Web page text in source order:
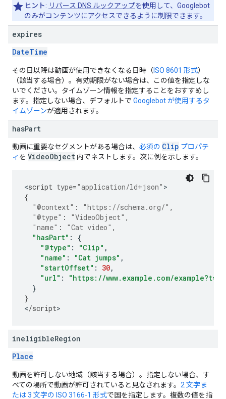
ヒント: リバース DNS ルックアップを使用して、Googlebot
のみがコンテンツにアクセスできるように制限できます。
expires
DateTime
その日以降は動画が使用できなくなる日時（ISO 8601 形式）
（該当する場合）。有効期限がない場合は、この値を指定しな
いでください。タイムゾーン情報を指定することをおすすめし
ます。指定しない場合、デフォルトで Googlebot が使用するタ
イムゾーンが適用されます。
hasPart
動画に重要なセグメントがある場合は、 必須の Clip プロパテ
ィ を VideoObject 内でネストします。次に例を示します。
<script type="application/ld+json"
{
"@context" : "https://schema.org/" ,
"@type" : "VideoObject" ,
"name" : "Cat video" ,
"hasPart" :
{
"@type" : "Clip" ,
"name" : "Cat jumps" ,
"startOffset" : 30,
"url" :
"https://www.example.com/
}
}
</script>
ineligibleRegion
Place
動画を許可しない地域（該当する場合）。指定しない場合、す
べての場所で動画が許可されていると見なされます。 2 文字ま
たは 3 文字の ISO 3166-1 形式で国を指定します。複数の値を指